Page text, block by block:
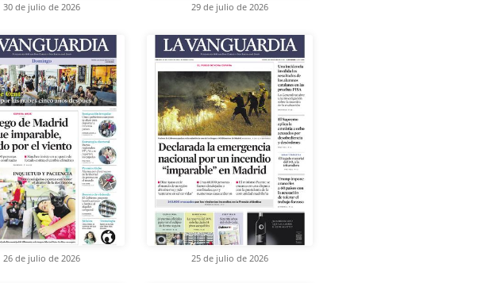
30 de julio de 2026 29 de julio de 2026
26 de julio de 2026 25 de julio de 2026